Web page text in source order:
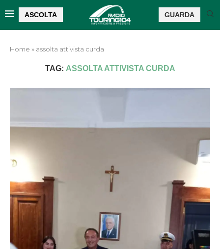
ASCOLTA GUARDA
Home » assolta attivista curda
TAG: ASSOLTA ATTIVISTA CURDA